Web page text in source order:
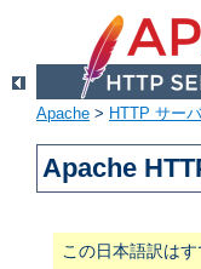
Apache > HTTP サーバ
Apache
この日本語訳は